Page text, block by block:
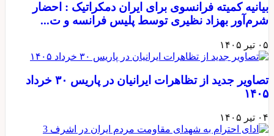
بیانیه کمیته فرانسوی برای ایران دمکراتیک : احضار
شرم‌آور بهزاد نظیری توسط پلیس فرانسه و ت...
۰۵ تیر ۱۴۰۵
تصاویر جدید از تظاهرات ایرانیان در پاریس ۳۰ خرداد
۱۴۰۵
۰۴ تیر ۱۴۰۵